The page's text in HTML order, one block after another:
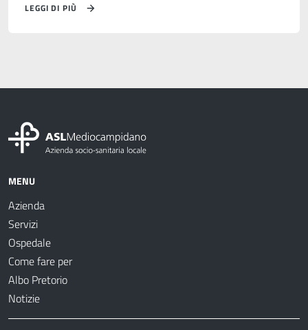
LEGGI DI PIÙ
MENU
Azienda
Servizi
Ospedale
Come fare per
Albo Pretorio
Notizie